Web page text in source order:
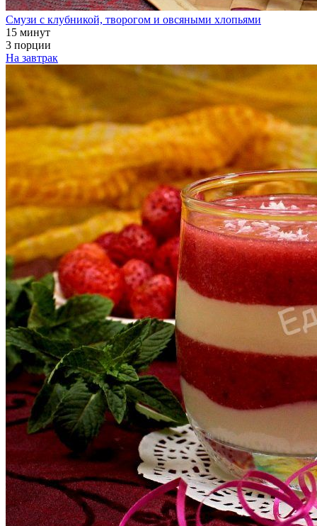
Смузи с клубникой, творогом и овсяными хлопьями
15 минут
3 порции
На завтрак